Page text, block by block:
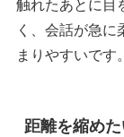
触れたあとに目
く、会話が急に
まりやすいです。
距離を縮め